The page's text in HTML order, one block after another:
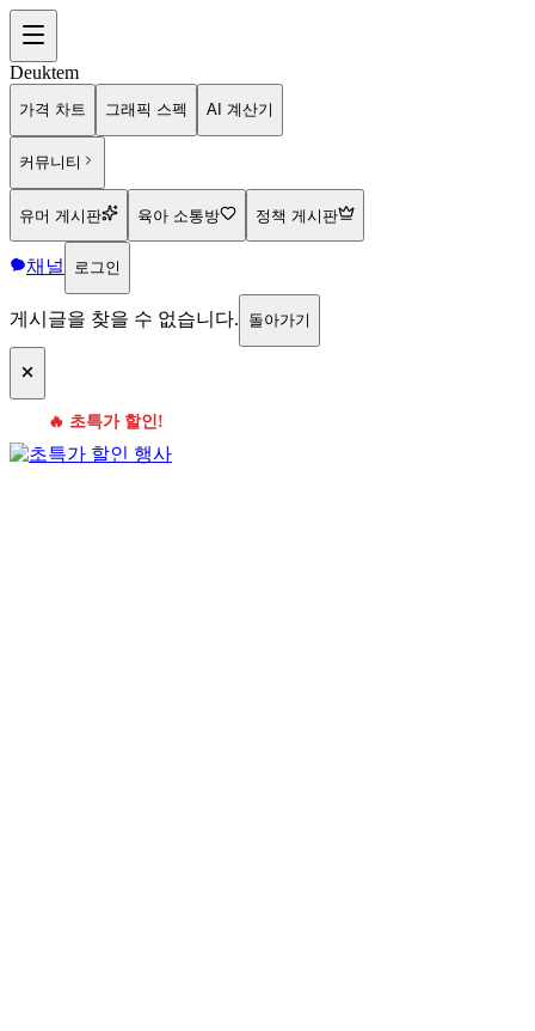
Deuktem
가격 차트 그래픽 스펙 AI 계산기
커뮤니티
유머 게시판 육아 소통방 정책 게시판
채널 로그인
게시글을 찾을 수 없습니다. 돌아가기
🔥 초특가 할인!